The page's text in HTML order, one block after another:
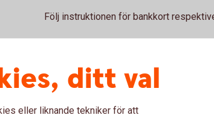
vi
Följ instruktionen för bankkort
ditt val
eller liknande tekniker för att